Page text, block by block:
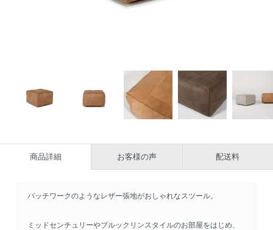
商品詳細 お客様の声 配送料
パッチワークのようなレザー張地がおしゃれなスツール。
ミッドセンチュリーやブルックリンスタイルのお部屋をはじめ、